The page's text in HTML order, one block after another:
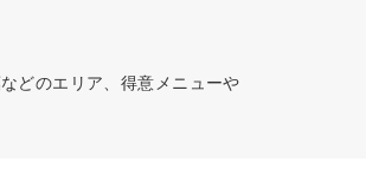
どのエリア、得意メニューや